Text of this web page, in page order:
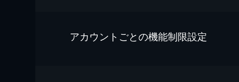
アカウントごとの機能制限設定